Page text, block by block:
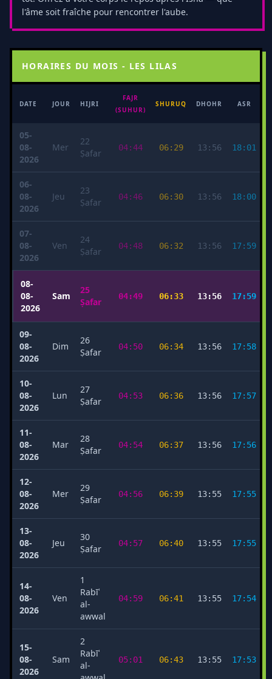
l'âme soit fraîche pour rencontrer l'aube.
HORAIRES DU MOIS - LES LILAS
DATE JOUR HIJRI
FAJR
(SUHUR)
SHURUQ DHOHR ASR
05-
08-
2026
Mer
22
Ṣafar
04:44 06:29 13:56 18:01
06-
08-
2026
Jeu
23
Ṣafar
04:46 06:30 13:56 18:00
07-
08-
2026
Ven
24
Ṣafar
04:48 06:32 13:56 17:59
08-
08-
2026
Sam
25
Ṣafar
04:49 06:33 13:56 17:59
09-
08-
2026
Dim
26
Ṣafar
04:50 06:34 13:56 17:58
10-
08-
2026
Lun
27
Ṣafar
04:53 06:36 13:56 17:57
11-
08-
2026
Mar
28
Ṣafar
04:54 06:37 13:56 17:56
12-
08-
2026
Mer
29
Ṣafar
04:56 06:39 13:55 17:55
13-
08-
2026
Jeu
30
Ṣafar
04:57 06:40 13:55 17:55
14-
08-
2026
Ven
1
Rabīʿ
al-
awwal
04:59 06:41 13:55 17:54
15-
08-
2026
Sam
2
Rabīʿ
al-
05:01 06:43 13:55 17:53